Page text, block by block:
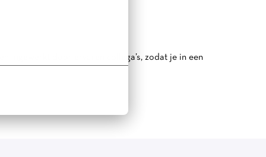
ingewerkt door ervaren collega’s, zodat je in een